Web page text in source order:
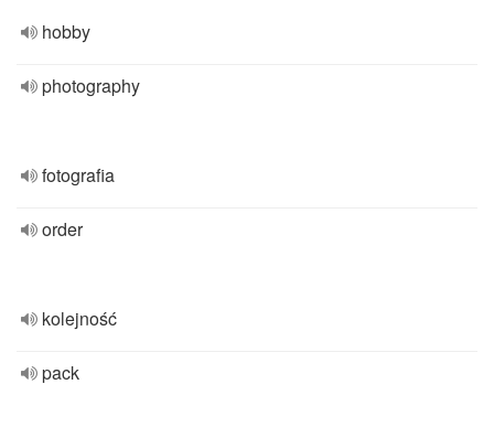
hobby
photography
fotografia
order
kolejność
pack